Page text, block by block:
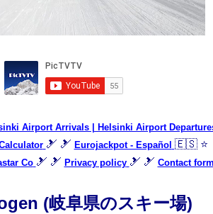
Airport Arrivals | Helsinki Airport
🎿 🎿 Eurojackpot - Español 🇪🇸 ⭐
Co 🎿 🎿 Privacy policy 🎿 🎿 Contact
(岐阜県のスキー場)